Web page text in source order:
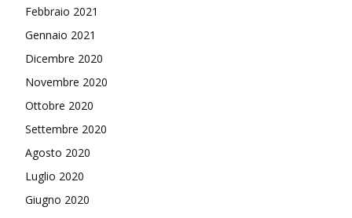
Febbraio 2021
Gennaio 2021
Dicembre 2020
Novembre 2020
Ottobre 2020
Settembre 2020
Agosto 2020
Luglio 2020
Giugno 2020